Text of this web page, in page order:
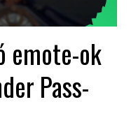
emote-ok
Pass-